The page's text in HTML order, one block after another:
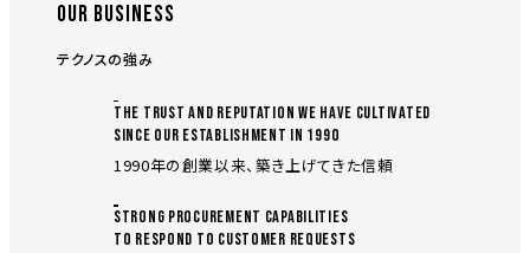
OUR BUSINESS
テクノスの強み
THE TRUST AND REPUTATION WE HAVE CULTIVATED
SINCE OUR ESTABLISHMENT IN 1990
1990年の創業以来、築き上げてきた信頼
STRONG PROCUREMENT CAPABILITIES
TO RESPOND TO CUSTOMER REQUESTS